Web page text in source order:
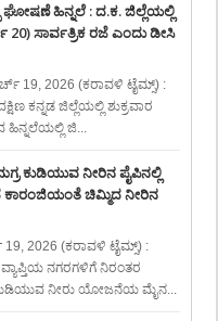
ಘೋಷಣೆ ಹಿನ್ನಲೆ : ದ.ಕ. ಜಿಲ್ಲೆಯಲ್ಲಿ
20) ಸಾರ್ವತ್ರಿಕ ರಜೆ ಎಂದು ಡೀಸಿ
19, 2026 (ಕರಾವಳಿ ಟೈಮ್ಸ್) :
ಕನ್ನಡ ಜಿಲ್ಲೆಯಲ್ಲಿ ಶುಕ್ರವಾರ
ಜಿ...
ಕುಡಿಯುವ ನೀರಿನ ಪೈಪಿನಲ್ಲಿ
ಕಾರಂಜಿಯಂತೆ ಚಿಮ್ಮಿದ ನೀರಿನ
2026 (ಕರಾವಳಿ ಟೈಮ್ಸ್) :
ವ್ಯಾಪ್ತಿಯ ನಗರಗಳಿಗೆ ನಿರಂತರ
ನೀರು ಯೋಜನೆಯ ಮೈನ...